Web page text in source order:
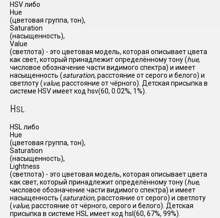
HSV либо
Hue
(цветовая группа, тон),
Saturation
(насыщенность),
Value
(светлота) - это цветовая модель, которая описывает цвета
как свет, который принадлежит определённому тону (hue,
числовое обозначение части видимого спектра) и имеет
насыщенность (saturation, расстояние от серого и белого) и
светлоту (value, расстояние от чёрного). Детская присыпка в
системе HSV имеет код hsv(60, 0.02%, 1%).
HSL
HSL либо
Hue
(цветовая группа, тон),
Saturation
(насыщенность),
Lightness
(светлота) - это цветовая модель, которая описывает цвета
как свет, который принадлежит определённому тону (hue,
числовое обозначение части видимого спектра) и имеет
насыщенность (saturation, расстояние от серого) и светлоту
(value, расстояние от чёрного, серого и белого). Детская
присыпка в системе HSL имеет код hsl(60, 67%, 99%).